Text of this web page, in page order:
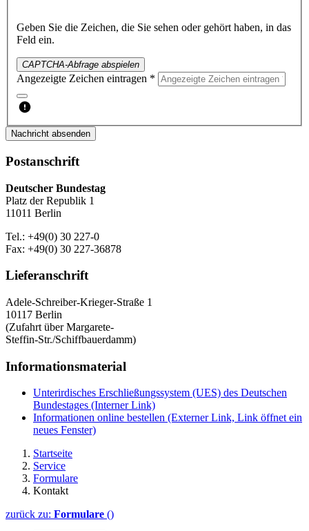
Geben Sie die Zeichen, die Sie sehen oder gehört haben, in das
Feld ein.
CAPTCHA-Abfrage abspielen
Angezeigte Zeichen eintragen *
Nachricht absenden
Postanschrift
Deutscher Bundestag
Platz der Republik 1
11011 Berlin
Tel.: +49(0) 30 227-0
Fax: +49(0) 30 227-36878
Lieferanschrift
Adele-Schreiber-Krieger-Straße 1
10117 Berlin
(Zufahrt über Margarete-
Steffin-Str./Schiffbauerdamm)
Informationsmaterial
Unterirdisches Erschließungssystem (UES) des Deutschen
Bundestages (Interner Link)
Informationen online bestellen (Externer Link, Link öffnet ein
neues Fenster)
Startseite
Service
Formulare
Kontakt
zurück zu: Formulare ()